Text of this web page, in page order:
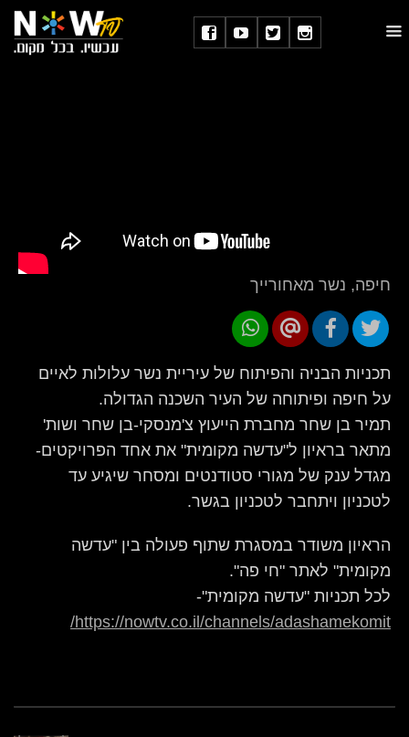
חיפה, נשר מאחורייך
תכניות הבניה והפיתוח של עיריית נשר עלולות לאיים
על חיפה ופיתוחה של העיר השכנה הגדולה.
תמיר בן שחר מחברת הייעוץ צ'מנסקי-בן שחר ושות'
מתאר בראיון ל"עדשה מקומית" את אחד הפרויקטים-
מגדל ענק של מגורי סטודנטים ומסחר שיגיע עד
לטכניון ויתחבר לטכניון בגשר.
הראיון משודר במסגרת שתוף פעולה בין "עדשה
מקומית" לאתר "חי פה".
לכל תכניות "עדשה מקומית"-
https://nowtv.co.il/channels/adashamekomit/